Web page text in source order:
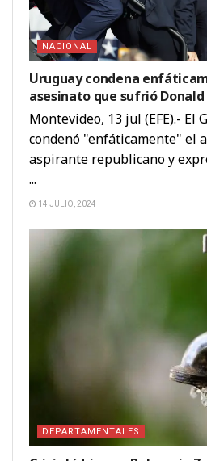
NACIONAL
Uruguay condena
asesinato que sufrió
Montevideo, 13 jul (EFE).- El
condenó "enfáticamente" el
aspirante republicano y
...
14 JULIO, 2024
DEPARTAMENTALES